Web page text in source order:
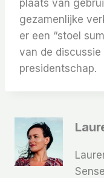
plaats van
gezamenlijke
er een “stoel
van de discussie
presidentschap.